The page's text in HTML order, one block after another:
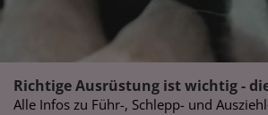
Richtige Ausrüstung ist wichtig -
Alle Infos zu Führ-, Schlepp- und